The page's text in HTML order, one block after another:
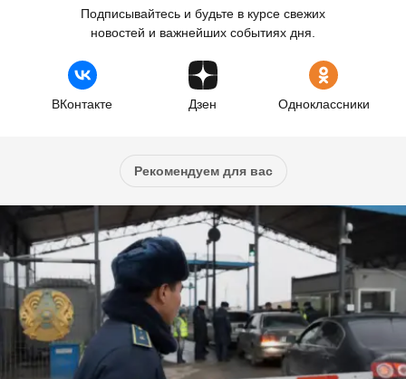
Подписывайтесь и будьте в курсе свежих
новостей и важнейших событиях дня.
ВКонтакте Дзен Одноклассники
Рекомендуем для вас